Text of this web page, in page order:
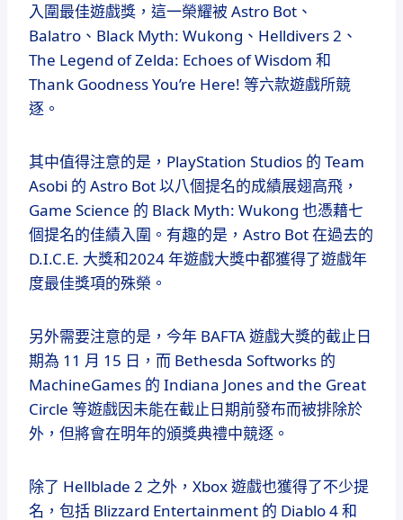
入圍最佳遊戲獎，這一榮耀被 Astro Bot、
Balatro、Black Myth: Wukong、Helldivers 2、
The Legend of Zelda: Echoes of Wisdom 和
Thank Goodness You’re Here! 等六款遊戲所競
逐。
其中值得注意的是，PlayStation Studios 的 Team
Asobi 的 Astro Bot 以八個提名的成績展翅高飛，
Game Science 的 Black Myth: Wukong 也憑藉七
個提名的佳績入圍。有趣的是，Astro Bot 在過去的
D.I.C.E. 大獎和2024 年遊戲大獎中都獲得了遊戲年
度最佳獎項的殊榮。
另外需要注意的是，今年 BAFTA 遊戲大獎的截止日
期為 11 月 15 日，而 Bethesda Softworks 的
MachineGames 的 Indiana Jones and the Great
Circle 等遊戲因未能在截止日期前發布而被排除於
外，但將會在明年的頒獎典禮中競逐。
除了 Hellblade 2 之外，Xbox 遊戲也獲得了不少提
名，包括 Blizzard Entertainment 的 Diablo 4 和